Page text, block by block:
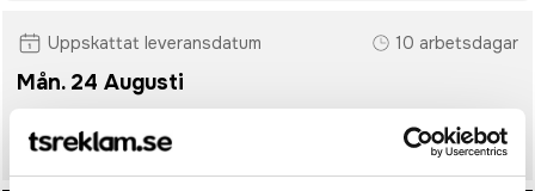
Uppskattat leveransdatum 10 arbetsdagar
Mån. 24 Augusti
• Snabbare leverans? Ange önskat leveransdatum i kassan.